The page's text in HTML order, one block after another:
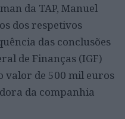
da TAP, Manuel
dos respetivos
das conclusões
de Finanças (IGF)
valor de 500 mil euros
da companhia